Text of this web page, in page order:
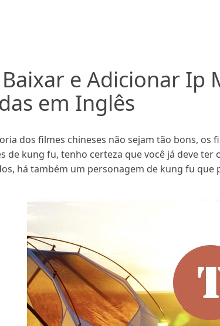
e Adicionar Ip
em Inglês
dos filmes chineses não sejam tão bons, os
de kung fu, tenho certeza que você já deve ter
há também um personagem de kung fu que